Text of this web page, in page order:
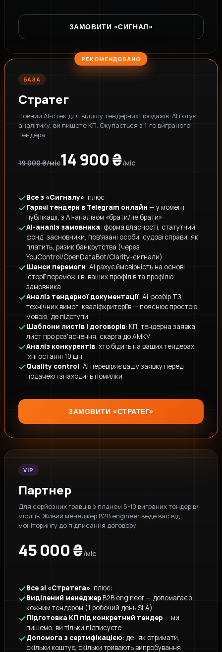
ЗАМОВИТИ «СИГНАЛ»
РЕКОМЕНДОВАНО
БАЗА
Стратег
Повний AI-стек для відділу тендерних продажів. AI готує
аналітику, ви пишете КП. Окупається з 1-го виграного
тендера.
19 000 ₴/міс14 900 ₴/міс
Все з «Сигналу» , плюс:
Гарячі тендери в Telegram онлайн — у момент
публікації, з AI-аналізом «брати/не брати»
AI-аналіз замовника: форма власності, статутний
фонд, засновники, пов'язані особи, судові справи, як
платить, ризик банкрутства (через
YouControl/OpenDataBot/Clarity-сигнали)
Шанси перемоги: AI рахує ймовірність на основі
історії переможців, ваших профілів та профілю
замовника
Аналіз тендерної документації: AI-розбір ТЗ,
технічних вимог, кваліфкритеріїв — пояснює простою
мовою, де підступи
Шаблони листів і договорів: КП, тендерна заявка,
лист про роз'яснення, скарга до АМКУ
Аналіз конкурентів: хто бідить на ваших тендерах,
їхні останні 10 цін
Quality control: AI перевіряє вашу заявку перед
подачею і знаходить помилки
ЗАМОВИТИ «СТРАТЕГ»
VIP
Партнер
Для серйозних гравців з планом 5-10 виграних тендерів/
місяць. Живий менеджер B2B.engineer веде вас від
моніторингу до підписання договору.
45 000 ₴/міс
Все зі «Стратега» , плюс:
Виділений менеджер B2B.engineer — допомагає з
кожним тендером (1 робочий день SLA)
Підготовка КП під конкретний тендер— ми
пишемо, ви тільки підписуєте
Допомога з сертифікацією: де і як отримати,
скільки коштує, скільки тривають випробування